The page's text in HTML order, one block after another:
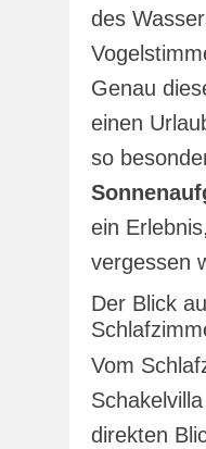
des
Genau
einen
so
ein
vergessen
Der Blick
Vom
direkten